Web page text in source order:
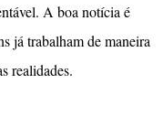
A boa notícia é
já trabalham de maneira
realidades.